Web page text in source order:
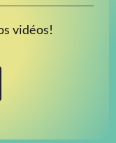
vidéos!